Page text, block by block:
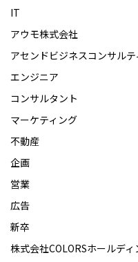
IT
アウモ株式会社
アセンドビジネスコンサル
エンジニア
コンサルタント
マーケティング
不動産
企画
営業
広告
新卒
株式会社COLORSホールディ